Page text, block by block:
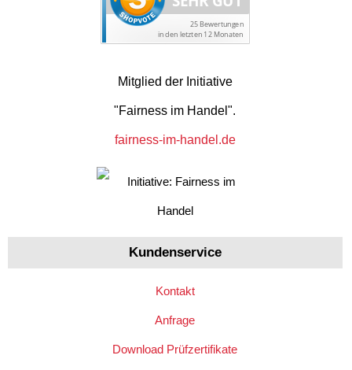
Mitglied der Initiative
"Fairness im Handel".
fairness-im-handel.de
Kundenservice
Kontakt
Anfrage
Download Prüfzertifikate